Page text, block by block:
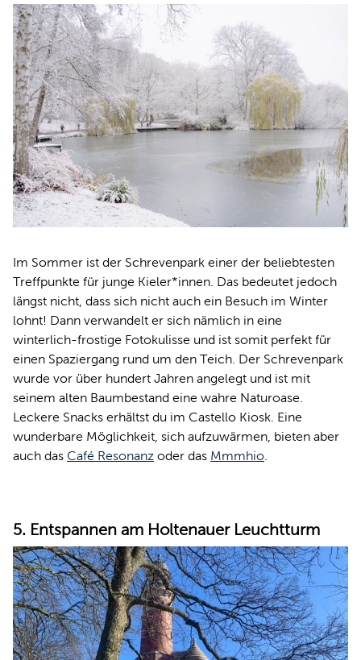
Im Sommer ist der Schrevenpark einer der beliebtesten
Treffpunkte für junge Kieler*innen. Das bedeutet jedoch
längst nicht, dass sich nicht auch ein Besuch im Winter
lohnt! Dann verwandelt er sich nämlich in eine
winterlich-frostige Fotokulisse und ist somit perfekt für
einen Spaziergang rund um den Teich. Der Schrevenpark
wurde vor über hundert Jahren angelegt und ist mit
seinem alten Baumbestand eine wahre Naturoase.
Leckere Snacks erhältst du im Castello Kiosk. Eine
wunderbare Möglichkeit, sich aufzuwärmen, bieten aber
auch das Café Resonanz oder das Mmmhio
5. Entspannen am Holtenauer Leuchtturm